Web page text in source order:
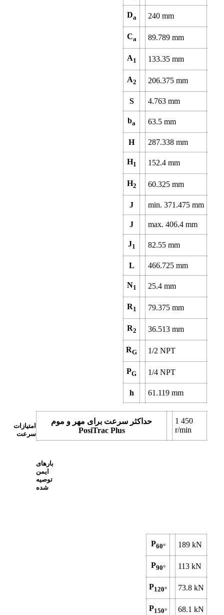
Da 240mm
Ca 89.789mm
A1 133.35mm
A2 206.375mm
S 4.763mm
ba 63.5mm
H 287.338mm
H1 152.4mm
H2 60.325mm
J min. 371.475mm
J max. 406.4mm
J1 82.55mm
L 466.725mm
N1 25.4mm
R1 79.375mm
R2 36.513mm
RG 1/2 NPT
PG 1/4 NPT
h 61.119mm
امتیازات
سرعت
حداکثر سرعت برای مهر و موم
PosiTrac Plus
1 450
r/min
بارهای
ایمن
توصیه
شده
P60° 189kN
P90° 113kN
P120° 73.8kN
P150° 68.1kN